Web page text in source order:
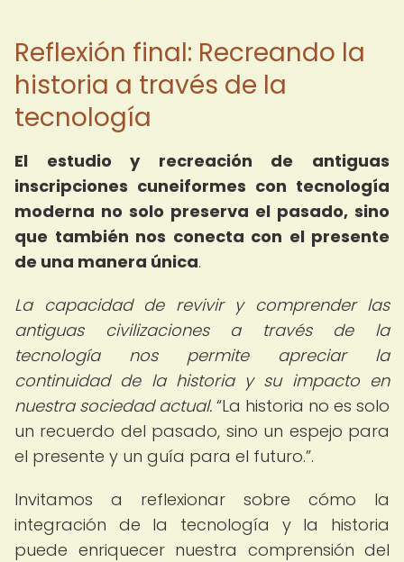
Reflexión final: Recreando la
historia a través de la
tecnología
El estudio y recreación de antiguas
inscripciones cuneiformes con tecnología
moderna no solo preserva el pasado, sino
que también nos conecta con el presente
de una manera única.
La capacidad de revivir y comprender las
antiguas civilizaciones a través de la
tecnología nos permite apreciar la
continuidad de la historia y su impacto en
nuestra sociedad actual. La historia no es solo
un recuerdo del pasado, sino un espejo para
el presente y un guía para el futuro. .
Invitamos a reflexionar sobre cómo la
integración de la tecnología y la historia
puede enriquecer nuestra comprensión del